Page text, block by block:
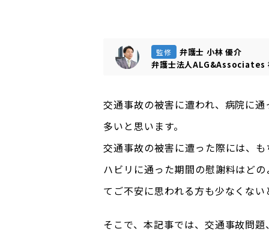
監修
弁護士 小林 優介
弁護士法人ALG&Associates
交通事故の被害に遭われ、病院に
多いと思います。
交通事故の被害に遭った際には、
ハビリに通った期間の慰謝料はど
てご不安に思われる方も少なくない
そこで、本記事では、交通事故問